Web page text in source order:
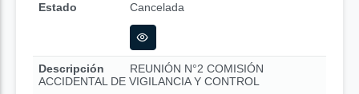
Estado
Cancelada
Descripción
REUNIÓN N°2 COMISIÓN
ACCIDENTAL DE VIGILANCIA Y CONTROL